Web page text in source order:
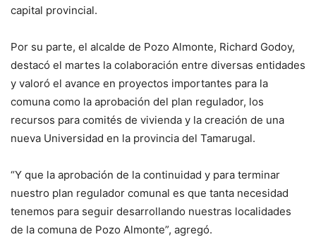
capital provincial.
Por su parte, el alcalde de Pozo Almonte, Richard Godoy,
destacó el martes la colaboración entre diversas entidades
y valoró el avance en proyectos importantes para la
comuna como la aprobación del plan regulador, los
recursos para comités de vivienda y la creación de una
nueva Universidad en la provincia del Tamarugal.
“Y que la aprobación de la continuidad y para terminar
nuestro plan regulador comunal es que tanta necesidad
tenemos para seguir desarrollando nuestras localidades
de la comuna de Pozo Almonte”, agregó.